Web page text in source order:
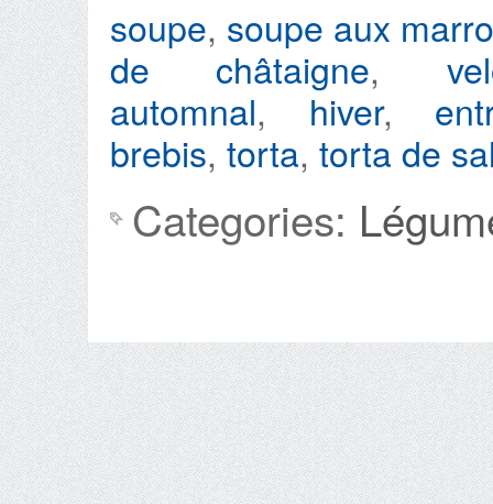
soupe, soupe aux
de châtaigne,
automnal, hiver,
brebis, torta, torta de
Categories: